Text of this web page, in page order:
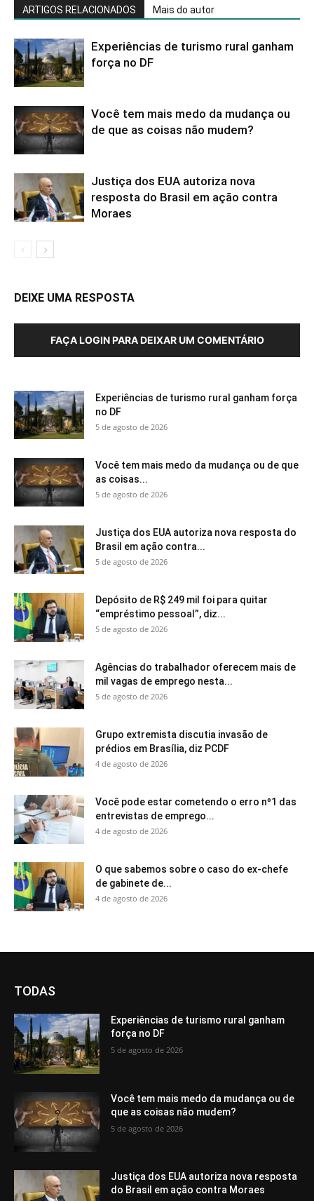
ARTIGOS RELACIONADOS Mais do autor
Experiências de turismo rural ganham
força no DF
Você tem mais medo da mudança ou
de que as coisas não mudem?
Justiça dos EUA autoriza nova
resposta do Brasil em ação contra
Moraes
DEIXE UMA RESPOSTA
FAÇA LOGIN PARA DEIXAR UM COMENTÁRIO
Experiências de turismo rural ganham força
no DF
5 de agosto de 2026
Você tem mais medo da mudança ou de que
as coisas...
5 de agosto de 2026
Justiça dos EUA autoriza nova resposta do
Brasil em ação contra...
5 de agosto de 2026
Depósito de R$ 249 mil foi para quitar
“empréstimo pessoal”, diz...
5 de agosto de 2026
Agências do trabalhador oferecem mais de
mil vagas de emprego nesta...
5 de agosto de 2026
Grupo extremista discutia invasão de
prédios em Brasília, diz PCDF
4 de agosto de 2026
Você pode estar cometendo o erro nº1 das
entrevistas de emprego...
4 de agosto de 2026
O que sabemos sobre o caso do ex-chefe
de gabinete de...
4 de agosto de 2026
TODAS
Experiências de turismo rural ganham
força no DF
5 de agosto de 2026
Você tem mais medo da mudança ou de
que as coisas não mudem?
5 de agosto de 2026
Justiça dos EUA autoriza nova resposta
do Brasil em ação contra Moraes